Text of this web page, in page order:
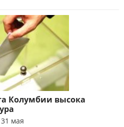
Колумбии высока
мая